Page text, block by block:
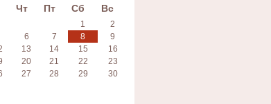
Чт Пт Сб Вс
1
2
6 7 8
9
13 14 15
16
20 21 22
23
27 28 29
30